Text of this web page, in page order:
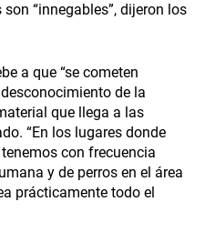
“innegables”, dijeron los
a que “se cometen
de la
que llega a las
“En los lugares donde
con frecuencia
y de perros en el área
prácticamente todo el